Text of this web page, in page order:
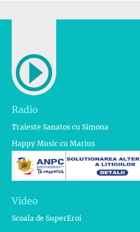
Radio
Traieste Sanatos cu Simona
Happy Music cu Marius
Video
Scoala de SuperEroi